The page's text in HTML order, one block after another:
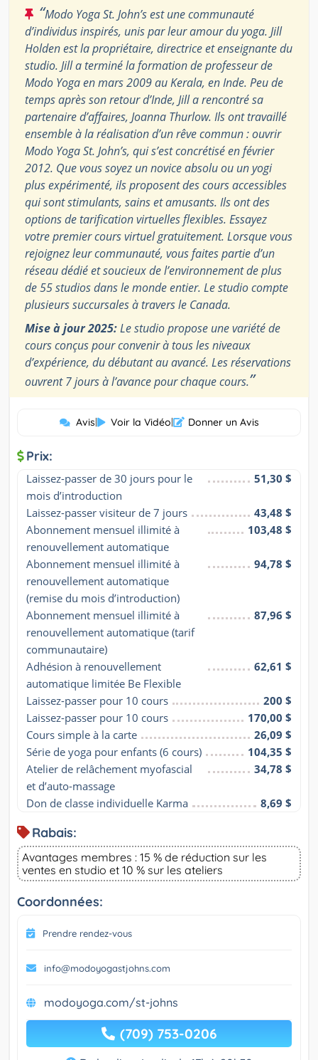
“Modo Yoga St. John’s est une communauté
d’individus inspirés, unis par leur amour du yoga. Jill
Holden est la propriétaire, directrice et enseignante du
studio. Jill a terminé la formation de professeur de
Modo Yoga en mars 2009 au Kerala, en Inde. Peu de
temps après son retour d’Inde, Jill a rencontré sa
partenaire d’affaires, Joanna Thurlow. Ils ont travaillé
ensemble à la réalisation d’un rêve commun : ouvrir
Modo Yoga St. John’s, qui s’est concrétisé en février
2012. Que vous soyez un novice absolu ou un yogi
plus expérimenté, ils proposent des cours accessibles
qui sont stimulants, sains et amusants. Ils ont des
options de tarification virtuelles flexibles. Essayez
votre premier cours virtuel gratuitement. Lorsque vous
rejoignez leur communauté, vous faites partie d’un
réseau dédié et soucieux de l’environnement de plus
de 55 studios dans le monde entier. Le studio compte
plusieurs succursales à travers le Canada.
Mise à jour 2025:Le studio propose une variété de
cours conçus pour convenir à tous les niveaux
d’expérience, du débutant au avancé. Les réservations
ouvrent 7 jours à l’avance pour chaque cours.”
Avis| Voir la Vidéo| Donner un Avis
Prix:
Laissez-passer de 30 jours pour le
mois d’introduction
51,30 $
Laissez-passer visiteur de 7 jours
43,48 $
Abonnement mensuel illimité à
renouvellement automatique
103,48 $
Abonnement mensuel illimité à
renouvellement automatique
(remise du mois d’introduction)
94,78 $
Abonnement mensuel illimité à
renouvellement automatique (tarif
communautaire)
87,96 $
Adhésion à renouvellement
automatique limitée Be Flexible
62,61 $
Laissez-passer pour 10 cours
200 $
Laissez-passer pour 10 cours
170,00 $
Cours simple à la carte
26,09 $
Série de yoga pour enfants (6 cours)
104,35 $
Atelier de relâchement myofascial
et d’auto-massage
34,78 $
Don de classe individuelle Karma 8,69 $
Rabais:
Avantages membres : 15 % de réduction sur les
ventes en studio et 10 % sur les ateliers
Coordonnées:
Prendre rendez-vous
info@modoyogastjohns.com
modoyoga.com/st-johns
(709) 753-0206